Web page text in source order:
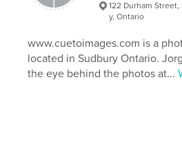
122 Durham Street,
y, Ontario
www.cuetoimages.com is a
located in Sudbury Ontario.
the eye behind the photos at...